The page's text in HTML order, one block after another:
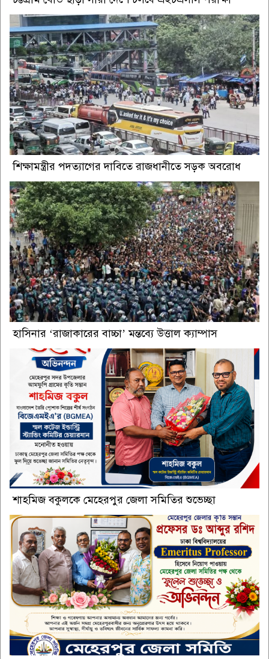
শিক্ষামন্ত্রীর পদত্যাগের দাবিতে রাজধানীতে সড়ক অবরোধ
হাসিনার ‘রাজাকারের বাচ্চা’ মন্তব্যে উত্তাল ক্যাম্পাস
শাহমিজ বকুলকে মেহেরপুর জেলা সমিতির শুভেচ্ছা